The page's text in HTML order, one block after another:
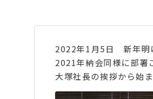
2022年1月5日 新年明
2021年納会同様に部署
大塚社長の挨拶から始